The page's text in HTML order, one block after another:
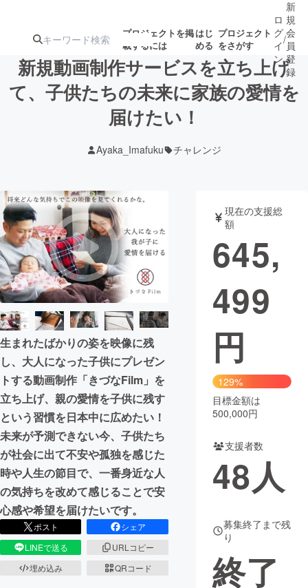
プロジェクトを掲
載するには
はじ
める
プロジェクト
をさがす
注目の新着プロ
ジェクト
募集終了が近いプ
テクノロジー・ガジェット
映像・映画 書籍・雑誌
ビジネス・起業 チャレンジ
まちづくり・地域活性化
CAMPFIRE for Social Good
CAMPFIRE Creation
CAMPFIREふるさと納税machi-ya コミュニティ
ロ
グ
イ
ン
/
新
規
会
員
登
録
新規動画制作サービスを立ち上げ
て、子供たちの未来に家族の愛情を
届けたい！
Ayaka_Imafuku チャレンジ
生まれたばかりの姿を映像に残
し、大人になった子供にプレゼン
トする動画制作「きづなFilm」を
立ち上げ、親の愛情を子供に残す
という習慣を日本中に広めたい！
未来が予測できない今、子供たち
が社会に出て不安や孤独を感じた
時や人生の節目で、一番身近な人
の気持ちを改めて感じることで安
心感や希望を届けたいです。
ポスト
シェア
LINEで送る
URLコピー
埋め込み
QRコード
現在の支援総
額
645,
499
円
129%
目標金額は
500,000円
支援者数
48人
募集終了まで残
り
終了